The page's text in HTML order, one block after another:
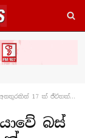
17 ක් ජීවිතක්ෂයට
බස්